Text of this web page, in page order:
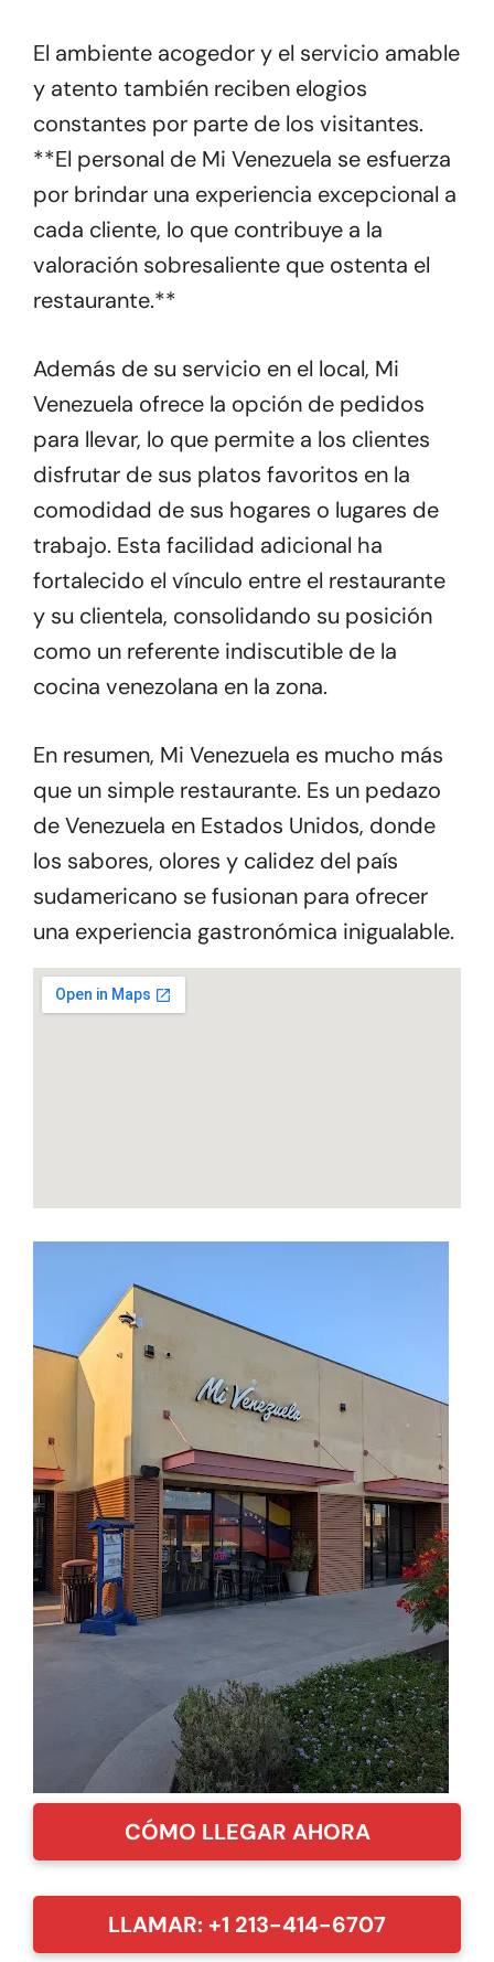
El ambiente acogedor y el servicio amable
y atento también reciben elogios
constantes por parte de los visitantes.
**El personal de Mi Venezuela se esfuerza
por brindar una experiencia excepcional a
cada cliente, lo que contribuye a la
valoración sobresaliente que ostenta el
restaurante.**
Además de su servicio en el local, Mi
Venezuela ofrece la opción de pedidos
para llevar, lo que permite a los clientes
disfrutar de sus platos favoritos en la
comodidad de sus hogares o lugares de
trabajo. Esta facilidad adicional ha
fortalecido el vínculo entre el restaurante
y su clientela, consolidando su posición
como un referente indiscutible de la
cocina venezolana en la zona.
En resumen, Mi Venezuela es mucho más
que un simple restaurante. Es un pedazo
de Venezuela en Estados Unidos, donde
los sabores, olores y calidez del país
sudamericano se fusionan para ofrecer
una experiencia gastronómica inigualable.
CÓMO LLEGAR AHORA
LLAMAR: +1 213-414-6707